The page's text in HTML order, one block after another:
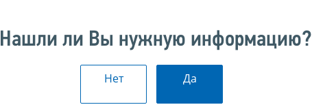
Нашли ли Вы нужную информацию?
Нет Да